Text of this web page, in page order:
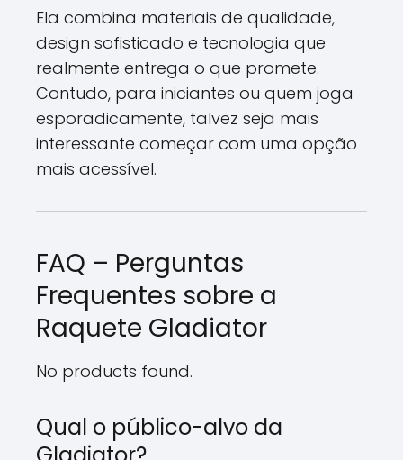
Ela combina materiais de qualidade,
design sofisticado e tecnologia que
realmente entrega o que promete.
Contudo, para iniciantes ou quem joga
esporadicamente, talvez seja mais
interessante começar com uma opção
mais acessível.
FAQ – Perguntas
Frequentes sobre a
Raquete Gladiator
No products found.
Qual o público-alvo da